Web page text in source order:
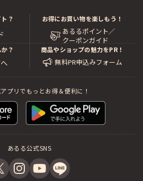
？ お得にお買い物を楽しもう！
あるるポイント／
クーポンガイド
？ 商品やショップの魅力をPR！
無料PR申込みフォーム
プリでもっとお得＆便利に！
あるる公式SNS